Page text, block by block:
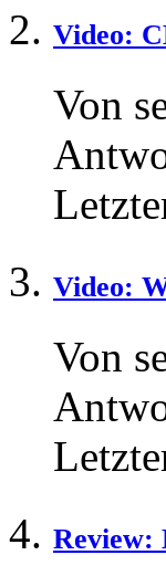
Video:
Von
Video:
Von
Review: